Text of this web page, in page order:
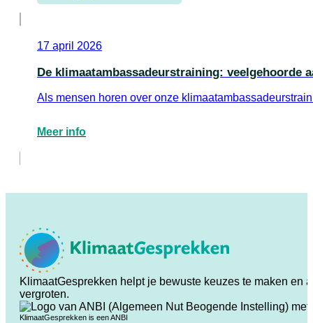
17 april 2026
De klimaatambassadeurstraining: veelgehoorde
Als mensen horen over onze
Meer info
KlimaatGesprekken helpt je bewuste keuzes te maken en
vergroten.
KlimaatGesprekken is een ANBI